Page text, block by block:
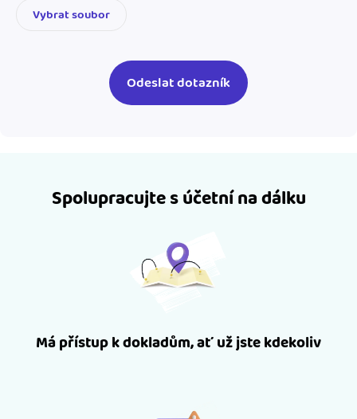
Vybrat soubor
Spolupracujte s účetní na dálku
Má přístup k dokladům, ať už jste kdekoliv